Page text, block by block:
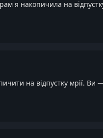
я накопичила на
на відпустку мрії. Ви